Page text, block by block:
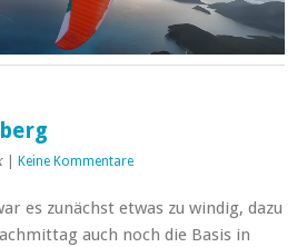
Keine Kommentare
es zunächst etwas zu windig, dazu
auch noch die Basis in